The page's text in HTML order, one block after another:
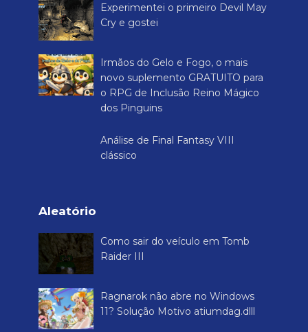
Experimentei o primeiro Devil May
Cry e gostei
Irmãos do Gelo e Fogo, o mais
novo suplemento GRATUITO para
o RPG de Inclusão Reino Mágico
dos Pinguins
Análise de Final Fantasy VIII
clássico
Aleatório
Como sair do veículo em Tomb
Raider III
Ragnarok não abre no Windows
11? Solução Motivo atiumdag.dlll